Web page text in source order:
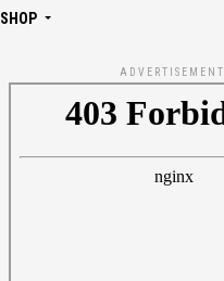
SHOP
ADVERTISEMENT